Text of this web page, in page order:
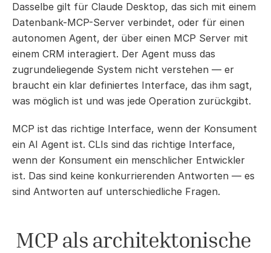
Dasselbe gilt für Claude Desktop, das sich mit einem
Datenbank-MCP-Server verbindet, oder für einen
autonomen Agent, der über einen MCP Server mit
einem CRM interagiert. Der Agent muss das
zugrundeliegende System nicht verstehen — er
braucht ein klar definiertes Interface, das ihm sagt,
was möglich ist und was jede Operation zurückgibt.
MCP ist das richtige Interface, wenn der Konsument
ein AI Agent ist. CLIs sind das richtige Interface,
wenn der Konsument ein menschlicher Entwickler
ist. Das sind keine konkurrierenden Antworten — es
sind Antworten auf unterschiedliche Fragen.
MCP als architektonische